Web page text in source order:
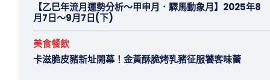
【乙巳年流月運勢分析～甲申月．驛馬動象月】2025年8
月7日～9月7日(下)
美食餐飲
卡滋脆皮豬新址開幕！金黃酥脆烤乳豬征服饕客味蕾